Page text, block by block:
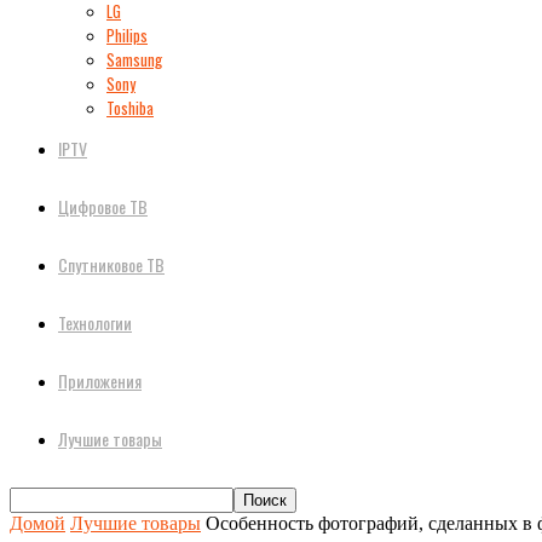
LG
Philips
Samsung
Sony
Toshiba
IPTV
Цифровое ТВ
Спутниковое ТВ
Технологии
Приложения
Лучшие товары
Домой Лучшие товары Особенность фотографий, сделанных в